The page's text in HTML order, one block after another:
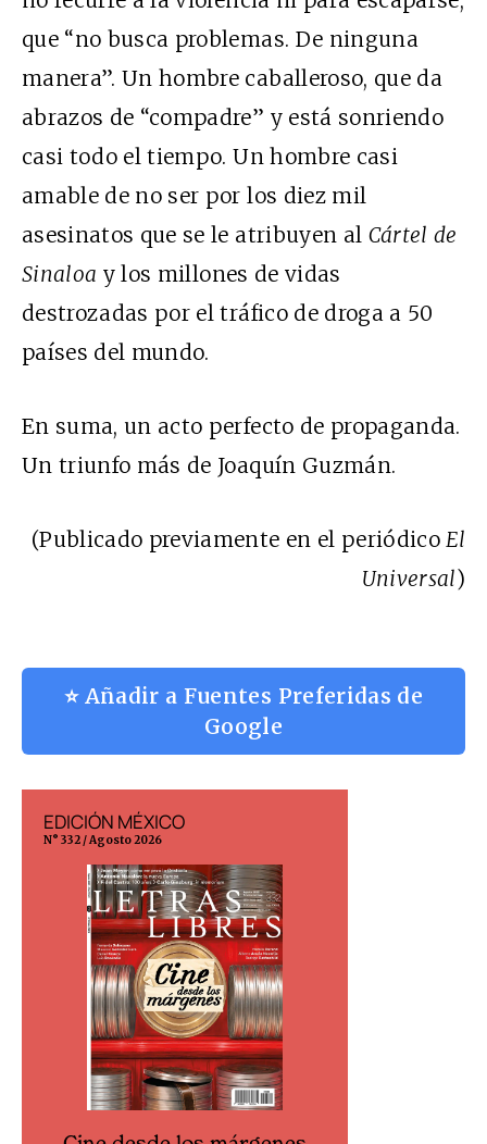
que “no busca problemas. De ninguna
manera”. Un hombre caballeroso, que da
abrazos de “compadre” y está sonriendo
casi todo el tiempo. Un hombre casi
amable de no ser por los diez mil
asesinatos que se le atribuyen al Cártel de
Sinaloa y los millones de vidas
destrozadas por el tráfico de droga a 50
países del mundo.
En suma, un acto perfecto de propaganda.
Un triunfo más de Joaquín Guzmán.
(Publicado previamente en el periódicoEl
Universal)
⭐ Añadir a Fuentes Preferidas de
Google
EDICIÓN MÉXICO
N° 332 / Agosto 2026